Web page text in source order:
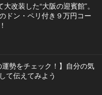
改装した“大阪の迎賓館”。
ドン・ペリ付き９万円コー
運勢をチェック！】自分の気
て伝えてみよう